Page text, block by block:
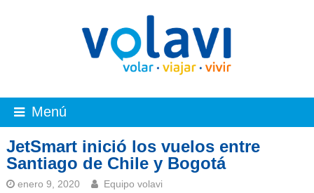
Menú
JetSmart inició los vuelos entre
Santiago de Chile y Bogotá
enero 9, 2020 Equipo volavi